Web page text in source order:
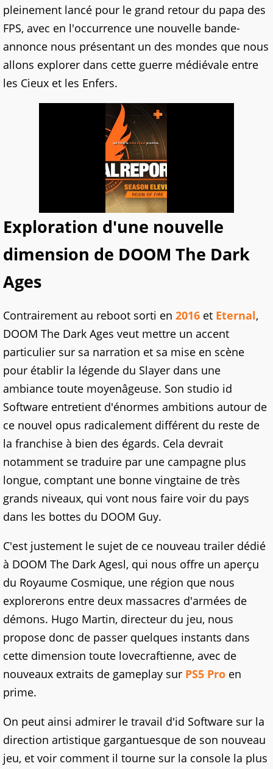
pleinement lancé pour le grand retour du papa des
FPS, avec en l'occurrence une nouvelle bande-
annonce nous présentant un des mondes que nous
allons explorer dans cette guerre médiévale entre
les Cieux et les Enfers.
Exploration d'une nouvelle
dimension de DOOM The Dark
Ages
Contrairement au reboot sorti en 2016 et Eternal,
DOOM The Dark Ages veut mettre un accent
particulier sur sa narration et sa mise en scène
pour établir la légende du Slayer dans une
ambiance toute moyenâgeuse. Son studio id
Software entretient d'énormes ambitions autour de
ce nouvel opus radicalement différent du reste de
la franchise à bien des égards. Cela devrait
notamment se traduire par une campagne plus
longue, comptant une bonne vingtaine de très
grands niveaux, qui vont nous faire voir du pays
dans les bottes du DOOM Guy.
C'est justement le sujet de ce nouveau trailer dédié
à DOOM The Dark Agesl, qui nous offre un aperçu
du Royaume Cosmique, une région que nous
explorerons entre deux massacres d'armées de
démons. Hugo Martin, directeur du jeu, nous
propose donc de passer quelques instants dans
cette dimension toute lovecraftienne, avec de
nouveaux extraits de gameplay sur PS5 Pro en
prime.
On peut ainsi admirer le travail d'id Software sur la
direction artistique gargantuesque de son nouveau
jeu, et voir comment il tourne sur la console la plus